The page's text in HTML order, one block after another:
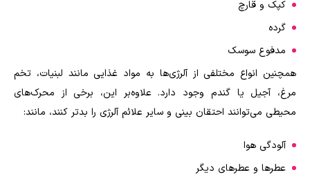
کپک و قارچ
گرده
مدفوع سوسک
همچنین انواع مختلفی از آلرژی‌ها به مواد غذایی مانند لبنیات، تخم
مرغ، آجیل یا گندم وجود دارد. علاوه‌بر این، برخی از محرک‌های
محیطی می‌توانند احتقان بینی و سایر علائم آلرژی را بدتر کنند، مانند:
آلودگی هوا
عطرها و عطرهای دیگر